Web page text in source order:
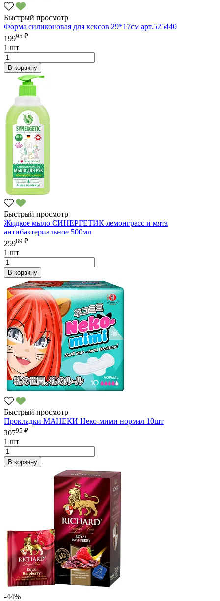
Быстрый просмотр
Форма силиконовая для кексов 29*17см арт.525440
19995 ₽
1 шт
В корзину
Быстрый просмотр
Жидкое мыло СИНЕРГЕТИК лемонграсс и мята
антибактериальное 500мл
25989 ₽
1 шт
В корзину
Быстрый просмотр
Прокладки МАНЕКИ Неко-мими нормал 10шт
30795 ₽
1 шт
В корзину
-44%